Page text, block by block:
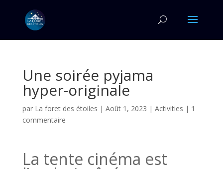
Une soirée pyjama
hyper-originale
par La foret des étoiles | Août 1, 2023 | Activities | 1
commentaire
La tente cinéma est